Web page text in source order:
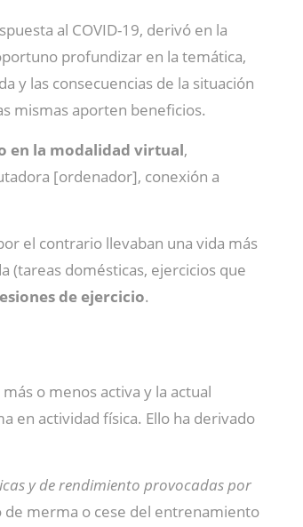
al COVID-19, derivó en la
profundizar en la temática,
y las consecuencias de la situación
mismas aporten beneficios.
en la modalidad virtual,
[ordenador], conexión a
el contrario llevaban una vida más
(tareas domésticas, ejercicios que
de ejercicio.
o menos activa y la actual
en actividad física. Ello ha derivado
y de rendimiento provocadas por
de merma o cese del entrenamiento